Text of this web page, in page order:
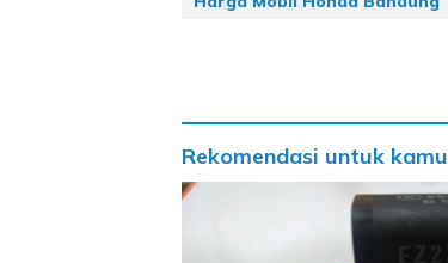
Rekomendasi untuk kamu